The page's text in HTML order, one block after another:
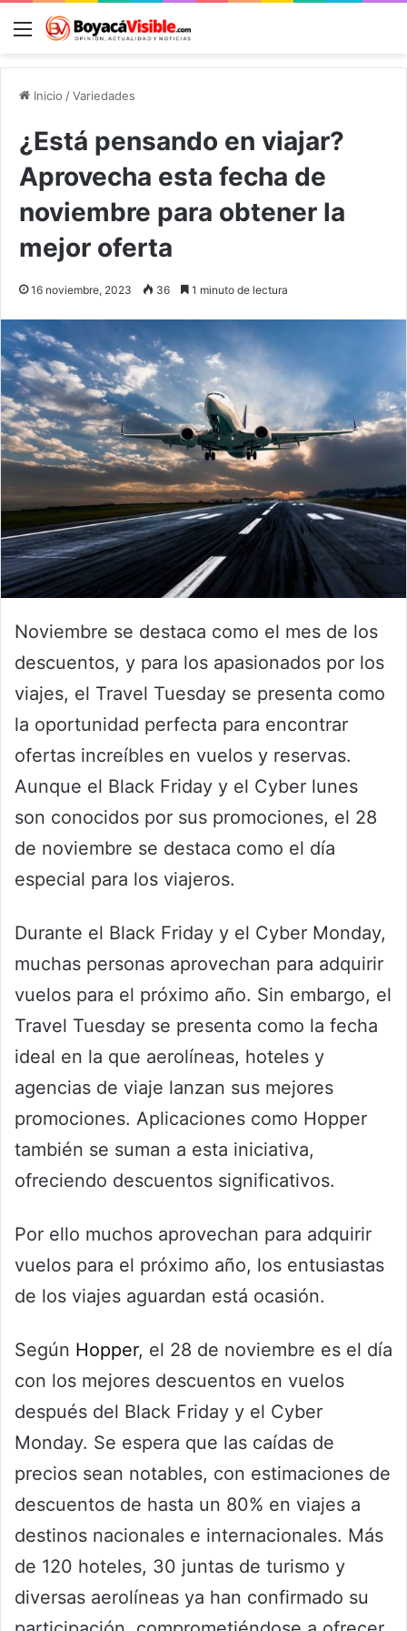
Menú
Inicio /Variedades
¿Está pensando en viajar?
Aprovecha esta fecha de
noviembre para obtener la
mejor oferta
16 noviembre, 2023 36 1 minuto de lectura
Noviembre se destaca como el mes de los
descuentos, y para los apasionados por los
viajes, el Travel Tuesday se presenta como
la oportunidad perfecta para encontrar
ofertas increíbles en vuelos y reservas.
Aunque el Black Friday y el Cyber lunes
son conocidos por sus promociones, el 28
de noviembre se destaca como el día
especial para los viajeros.
Durante el Black Friday y el Cyber Monday,
muchas personas aprovechan para adquirir
vuelos para el próximo año. Sin embargo, el
Travel Tuesday se presenta como la fecha
ideal en la que aerolíneas, hoteles y
agencias de viaje lanzan sus mejores
promociones. Aplicaciones como Hopper
también se suman a esta iniciativa,
ofreciendo descuentos significativos.
Por ello muchos aprovechan para adquirir
vuelos para el próximo año, los entusiastas
de los viajes aguardan está ocasión.
Según Hopper, el 28 de noviembre es el día
con los mejores descuentos en vuelos
después del Black Friday y el Cyber
Monday. Se espera que las caídas de
precios sean notables, con estimaciones de
descuentos de hasta un 80% en viajes a
destinos nacionales e internacionales. Más
de 120 hoteles, 30 juntas de turismo y
diversas aerolíneas ya han confirmado su